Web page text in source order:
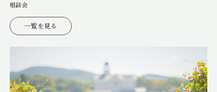
ACCESS
STAFF BLOG スタッフブログ
相談会
一覧を見る